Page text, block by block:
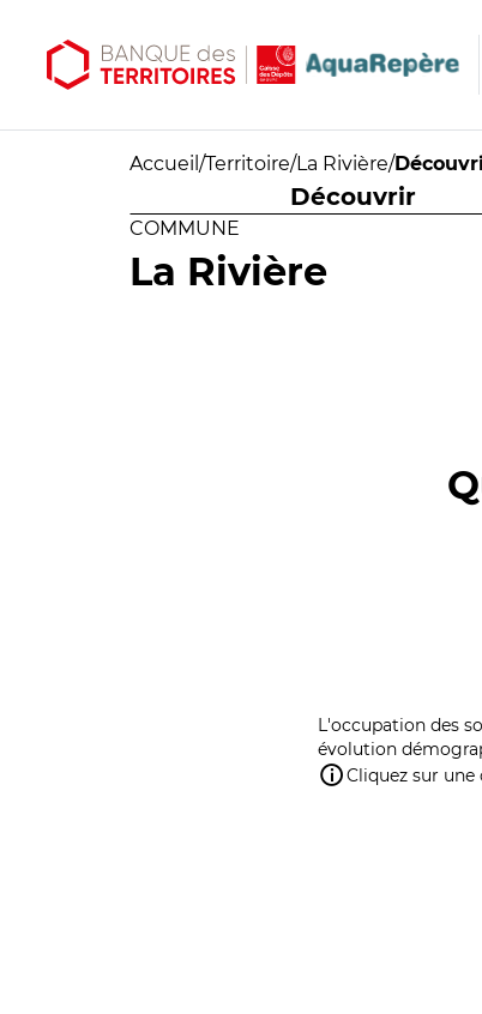
Accueil /Territoire/La Rivière/
Découvrir
COMMUNE
La Rivière
L'occupation des
évolution
Cliquez sur